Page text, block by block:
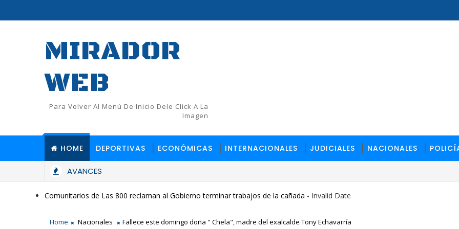
MIRADOR
WEB
Para Volver Al Menù De Inicio Dele Click A La
Imagen
HOME DEPORTIVAS ECONÓMICAS INTERNACIONALES JUDICIALES NACIONALES
AVANCES
Comunitarios de Las 800 reclaman al Gobierno terminar trabajos de la cañada - Invalid Date
Home Nacionales Fallece este domingo doña " Chela", madre del exalcalde Tony Echavarría